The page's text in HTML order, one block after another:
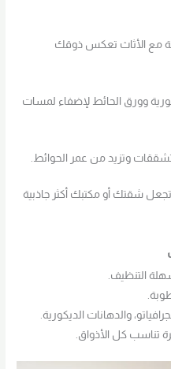
مع الأثاث تعكس ذوقك
وورق الحائط لإضفاء لمسات
وتزيد من عمر الحوائط.
تجعل شقتك أو مكتبك أكثر جاذبية
التنظيف.
والدهانات الديكورية.
تناسب كل الأذواق.